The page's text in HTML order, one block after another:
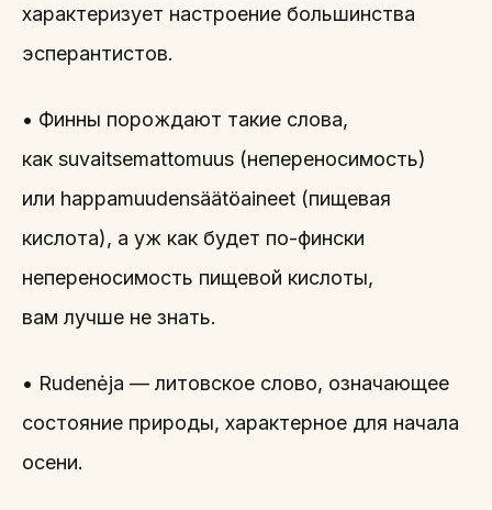
характеризует настроение большинства
эсперантистов.
• Финны порождают такие слова,
как suvaitsemattomuus (непереносимость)
или happamuudensäätöaineet (пищевая
кислота), а уж как будет по-фински
непереносимость пищевой кислоты,
вам лучше не знать.
• Rudenėja — литовское слово, означающее
состояние природы, характерное для начала
осени.